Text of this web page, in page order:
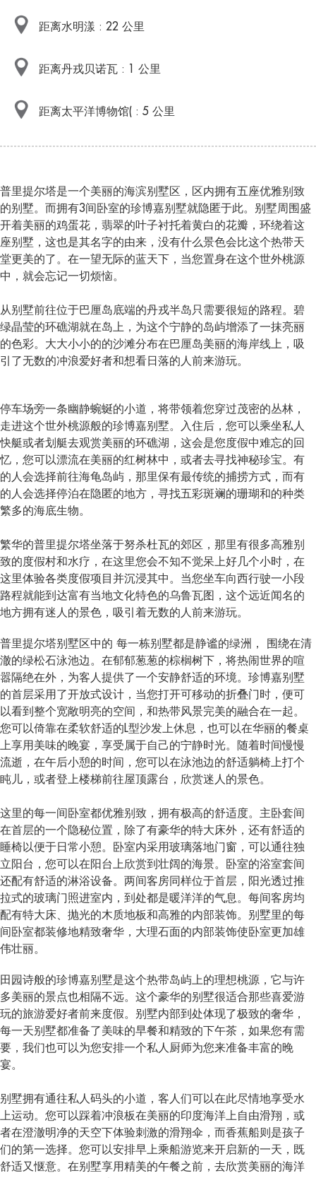
距离水明漾 : 22 公里
距离丹戎贝诺瓦 : 1 公里
距离太平洋博物馆( : 5 公里
普里提尔塔是一个美丽的海滨别墅区，区内拥有五座优雅别致
的别墅。而拥有3间卧室的珍博嘉别墅就隐匿于此。别墅周围盛
开着美丽的鸡蛋花，翡翠的叶子衬托着黄白的花瓣，环绕着这
座别墅，这也是其名字的由来，没有什么景色会比这个热带天
堂更美的了。在一望无际的蓝天下，当您置身在这个世外桃源
中，就会忘记一切烦恼。
从别墅前往位于巴厘岛底端的丹戎半岛只需要很短的路程。碧
绿晶莹的环礁湖就在岛上，为这个宁静的岛屿增添了一抹亮丽
的色彩。大大小小的的沙滩分布在巴厘岛美丽的海岸线上，吸
引了无数的冲浪爱好者和想看日落的人前来游玩。
停车场旁一条幽静蜿蜒的小道，将带领着您穿过茂密的丛林，
走进这个世外桃源般的珍博嘉别墅。入住后，您可以乘坐私人
快艇或者划艇去观赏美丽的环礁湖，这会是您度假中难忘的回
忆，您可以漂流在美丽的红树林中，或者去寻找神秘珍宝。有
的人会选择前往海龟岛屿，那里保有最传统的捕捞方式，而有
的人会选择停泊在隐匿的地方，寻找五彩斑斓的珊瑚和的种类
繁多的海底生物。
繁华的普里提尔塔坐落于努杀杜瓦的郊区，那里有很多高雅别
致的度假村和水疗，在这里您会不知不觉呆上好几个小时，在
这里体验各类度假项目并沉浸其中。当您坐车向西行驶一小段
路程就能到达富有当地文化特色的乌鲁瓦图，这个远近闻名的
地方拥有迷人的景色，吸引着无数的人前来游玩。
普里提尔塔别墅区中的 每一栋别墅都是静谧的绿洲， 围绕在清
澈的绿松石泳池边。在郁郁葱葱的棕榈树下，将热闹世界的喧
嚣隔绝在外，为客人提供了一个安静舒适的环境。珍博嘉别墅
的首层采用了开放式设计，当您打开可移动的折叠门时，便可
以看到整个宽敞明亮的空间，和热带风景完美的融合在一起。
您可以倚靠在柔软舒适的L型沙发上休息，也可以在华丽的餐桌
上享用美味的晚宴，享受属于自己的宁静时光。随着时间慢慢
流逝，在午后小憩的时间，您可以在泳池边的舒适躺椅上打个
盹儿，或者登上楼梯前往屋顶露台，欣赏迷人的景色。
这里的每一间卧室都优雅别致，拥有极高的舒适度。主卧套间
在首层的一个隐秘位置，除了有豪华的特大床外，还有舒适的
睡椅以便于日常小憩。卧室内采用玻璃落地门窗，可以通往独
立阳台，您可以在阳台上欣赏到壮阔的海景。卧室的浴室套间
还配有舒适的淋浴设备。两间客房同样位于首层，阳光透过推
拉式的玻璃门照进室内，到处都是暖洋洋的气息。每间客房均
配有特大床、抛光的木质地板和高雅的内部装饰。别墅里的每
间卧室都装修地精致奢华，大理石面的内部装饰使卧室更加雄
伟壮丽。
田园诗般的珍博嘉别墅是这个热带岛屿上的理想桃源，它与许
多美丽的景点也相隔不远。这个豪华的别墅很适合那些喜爱游
玩的旅游爱好者前来度假。别墅内部到处体现了极致的奢华，
每一天别墅都准备了美味的早餐和精致的下午茶，如果您有需
要，我们也可以为您安排一个私人厨师为您来准备丰富的晚
宴。
别墅拥有通往私人码头的小道，客人们可以在此尽情地享受水
上运动。您可以踩着冲浪板在美丽的印度海洋上自由滑翔，或
者在澄澈明净的天空下体验刺激的滑翔伞，而香蕉船则是孩子
们的第一选择。您可以安排早上乘船游览来开启新的一天，既
舒适又惬意。在别墅享用精美的午餐之前，去欣赏美丽的海洋